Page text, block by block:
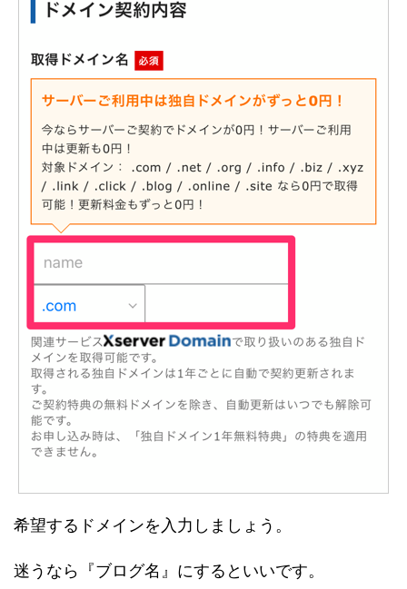
希望するドメインを入力しましょう。
迷うなら『ブログ名』にするといいです。